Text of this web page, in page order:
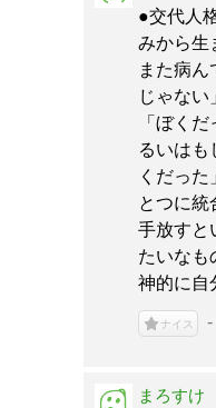
●交代人
みから生
また病ん
じゃな
「ぼく
るいはも
くだっ
とつに統
手放すと
たいなも
神的に自
ナイス
まろすけ